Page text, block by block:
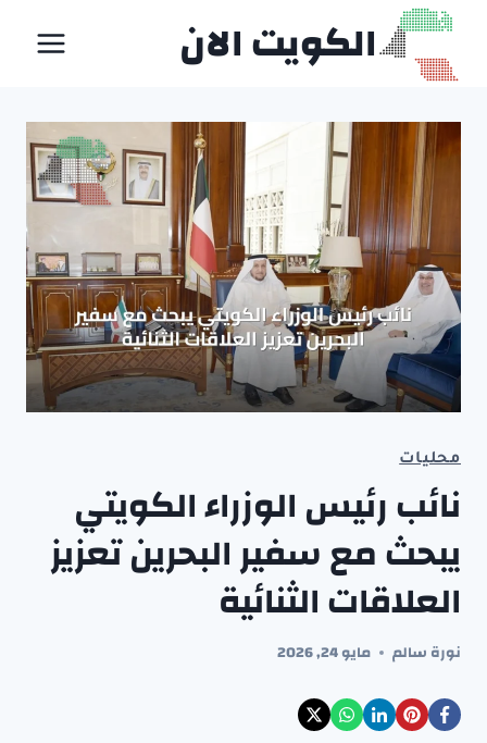
التجاوز
المحتوى
الكويت الان
محليات
نائب رئيس الوزراء الكويتي
يبحث مع سفير البحرين تعزيز
العلاقات الثنائية
نورة سالم مايو 24, 2026